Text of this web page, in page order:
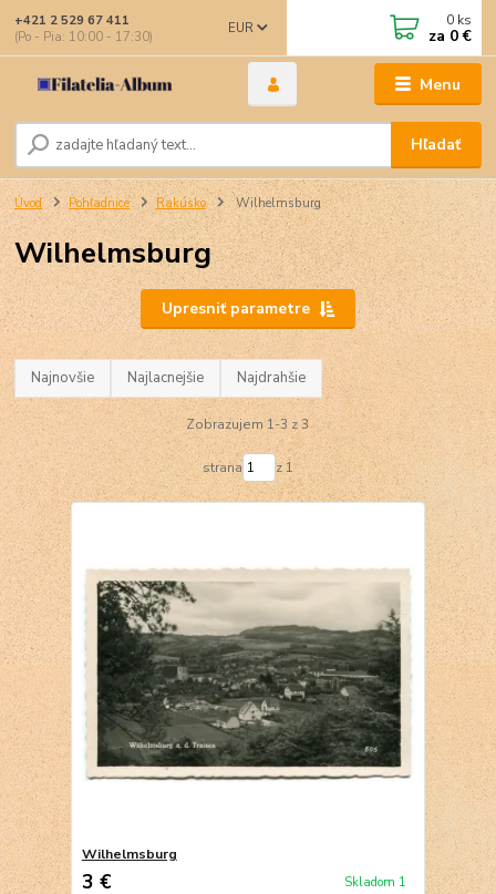
Menu
EUR
Hľadať
+421 2 529 67 411
(Po - Pia: 10:00 - 17:30)
0 ks
za 0 €
Úvod Pohľadnice Rakúsko Wilhelmsburg
Wilhelmsburg
Upresniť parametre
Najnovšie Najlacnejšie Najdrahšie
Zobrazujem 1-3 z 3
strana z 1
Wilhelmsburg
3 € Skladom 1